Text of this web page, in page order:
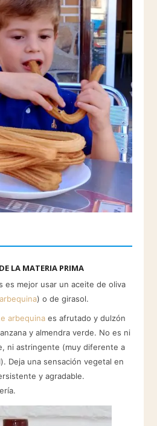
LA MATERIA PRIMA
es mejor usar un aceite de oliva
arbequina) o de girasol.
arbequina es afrutado y dulzón
y almendra verde. No es ni
ni astringente (muy diferente a
Deja una sensación vegetal en
y agradable.